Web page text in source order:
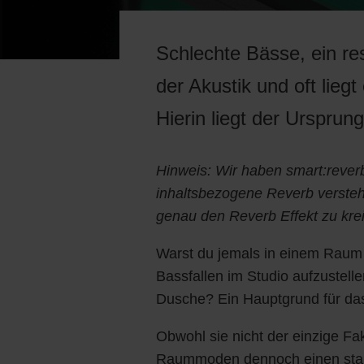
Schlechte Bässe, ein
der Akustik und oft
Hierin liegt der
Hinweis: Wir haben
inhaltsbezogene Reverb
genau den Reverb Effekt zu
Warst du jemals in einem
Bassfallen im Studio
Dusche? Ein Hauptgrund für
Obwohl sie nicht der einzige
Raummoden dennoch einen